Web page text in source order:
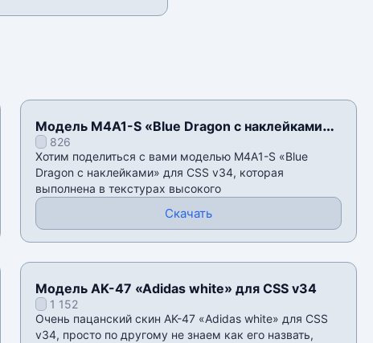
Модель M4A1-S «Blue Dragon с наклейками»
для CSS v34
826
Хотим поделиться с вами моделью M4A1-S «Blue
Dragon с наклейками» для CSS v34, которая
выполнена в текстурах высокого
Скачать
Модель AK-47 «Adidas white» для CSS v34
1 152
Очень пацанский скин AK-47 «Adidas white» для CSS
v34, просто по другому не знаем как его назвать,